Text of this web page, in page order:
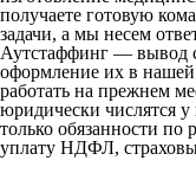
получаете готовую
задачи, а мы несем
Аутстаффинг — вывод
оформление их в
работать на прежнем
юридически числятся у
только обязанности по
уплату НДФЛ,